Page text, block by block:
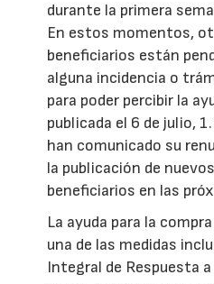
durante la primera
En estos momentos,
beneficiarios están
alguna incidencia o
para poder percibir la
publicada el 6 de julio,
han comunicado su
la publicación de
beneficiarios en las
La ayuda para la
una de las medidas
Integral de Respuesta